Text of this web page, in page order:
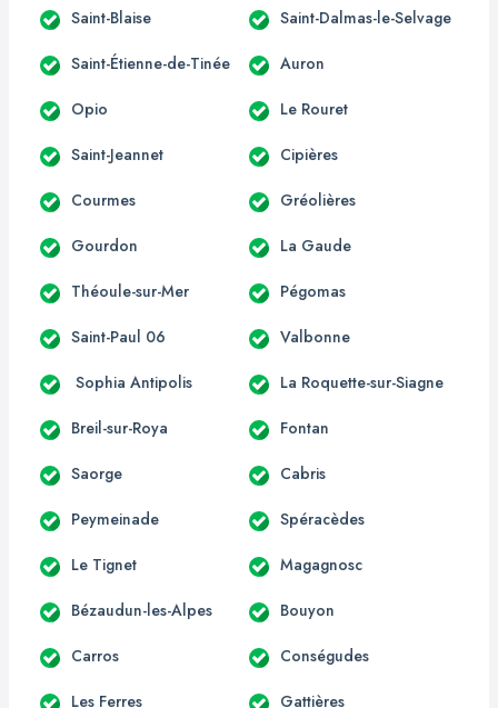
Saint-Blaise Saint-Dalmas-le-Selvage
Saint-Étienne-de-Tinée Auron
Opio Le Rouret
Saint-Jeannet Cipières
Courmes Gréolières
Gourdon La Gaude
Théoule-sur-Mer Pégomas
Saint-Paul 06 Valbonne
Sophia Antipolis La Roquette-sur-Siagne
Breil-sur-Roya Fontan
Saorge Cabris
Peymeinade Spéracèdes
Le Tignet Magagnosc
Bézaudun-les-Alpes Bouyon
Carros Conségudes
Les Ferres Gattières